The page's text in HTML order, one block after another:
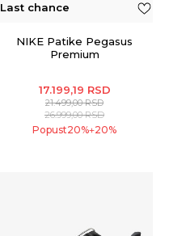
Last chance
NIKE Patike Pegasus
Premium
17.199,19 RSD
21.499,00RSD
26.999,00RSD
Popust20%+20%